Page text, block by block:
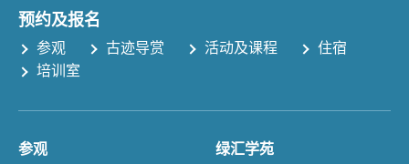
预约及报名
参观 古迹导赏 活动及课程
住宿
培训室
参观
绿汇学苑